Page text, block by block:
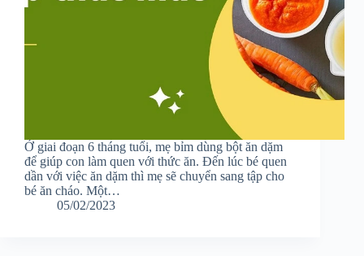
Ở giai đoạn 6 tháng tuổi, mẹ bỉm dùng bột ăn dặm
để giúp con làm quen với thức ăn. Đến lúc bé quen
dần với việc ăn dặm thì mẹ sẽ chuyển sang tập cho
bé ăn cháo. Một…
05/02/2023